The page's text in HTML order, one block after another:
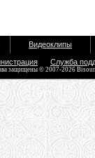
Видеоклипы
Служба
защищены © 2007-2026